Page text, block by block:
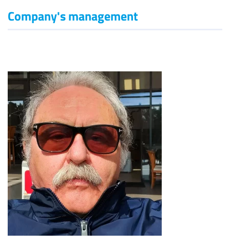
Company's management